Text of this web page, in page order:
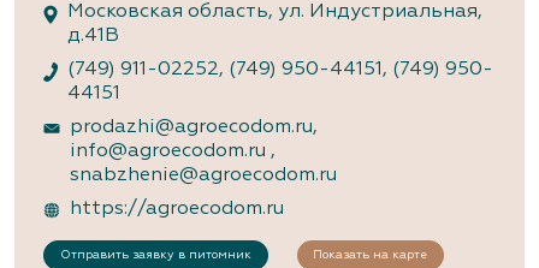
Московская область, ул. Индустриальная,
д.41В
(749) 911-02252, (749) 950-44151 , (749) 950-
44151
prodazhi@agroecodom.ru,
info@agroecodom.ru ,
snabzhenie@agroecodom.ru
https://agroecodom.ru
Отправить заявку в питомник Показать на карте